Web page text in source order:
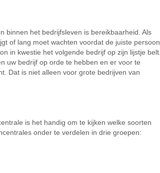
binnen het bedrijfsleven is bereikbaarheid. Als
of lang moet wachten voordat de juiste persoon
in kwestie het volgende bedrijf op zijn lijstje belt.
uw bedrijf op orde te hebben en er voor te
Dat is niet alleen voor grote bedrijven van
is het handig om te kijken welke soorten
onder te verdelen in drie groepen: